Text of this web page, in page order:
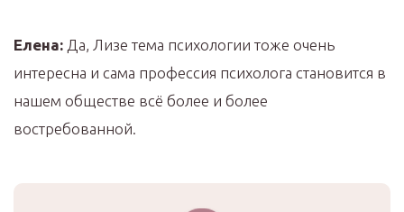
Елена: Да, Лизе тема психологии тоже очень
интересна и сама профессия психолога становится в
нашем обществе всё более и более
востребованной.